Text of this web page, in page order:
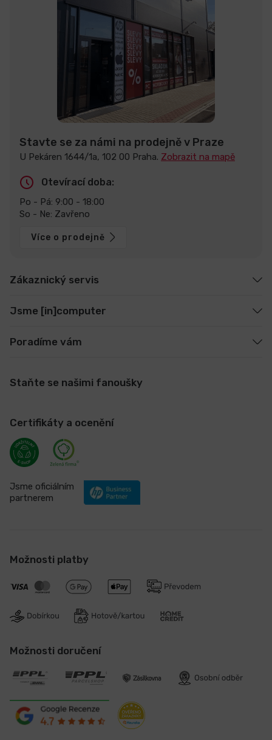
Stavte se za námi na prodejně v Praze
U Pekáren 1644/1a, 102 00 Praha. Zobrazit na mapě
Otevírací doba:
Po - Pá: 9:00 - 18:00
So - Ne: Zavřeno
Více o prodejně
Zákaznický servis
Jsme [in]computer
Poradíme vám
Staňte se našimi fanoušky
Certifikáty a ocenění
Jsme oficiálním
partnerem
Možnosti platby
Možnosti doručení